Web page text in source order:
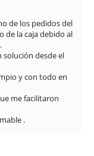
de los pedidos del
de la caja debido al
desde el
y con todo en
me facilitaron
.